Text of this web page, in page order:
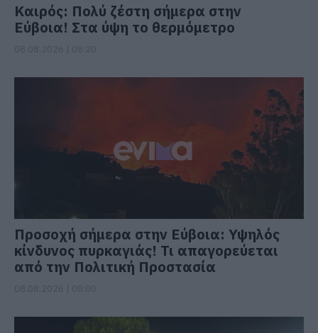
Καιρός: Πολύ ζέστη σήμερα στην
Εύβοια! Στα ύψη το θερμόμετρο
Προσοχή σήμερα στην Εύβοια: Υψηλός
κίνδυνος πυρκαγιάς! Τι απαγορεύεται
από την Πολιτική Προστασία